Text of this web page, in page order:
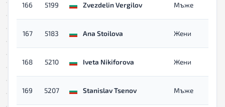
166 5199 Zvezdelin Vergilov Мъже
167 5183 Ana Stoilova Жени
168 5210 Iveta Nikiforova Жени
169 5207 Stanislav Tsenov Мъже